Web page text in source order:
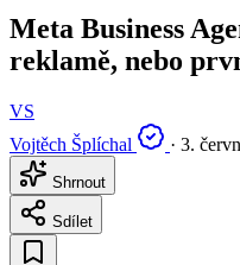
Meta Business
reklamě, nebo
VS
Vojtěch Šplíchal
· 3.
Shrnout
Sdílet